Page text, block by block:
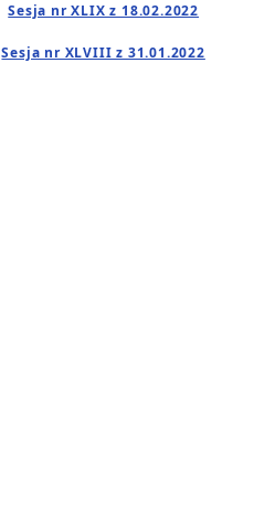
Sesja nr XLIX z 18.02.2022
Sesja nr XLVIII z 31.01.2022